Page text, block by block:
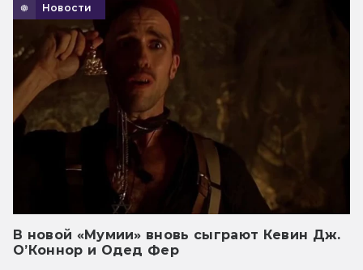
Новости
В новой «Мумии» вновь сыграют Кевин Дж.
О’Коннор и Одед Фер